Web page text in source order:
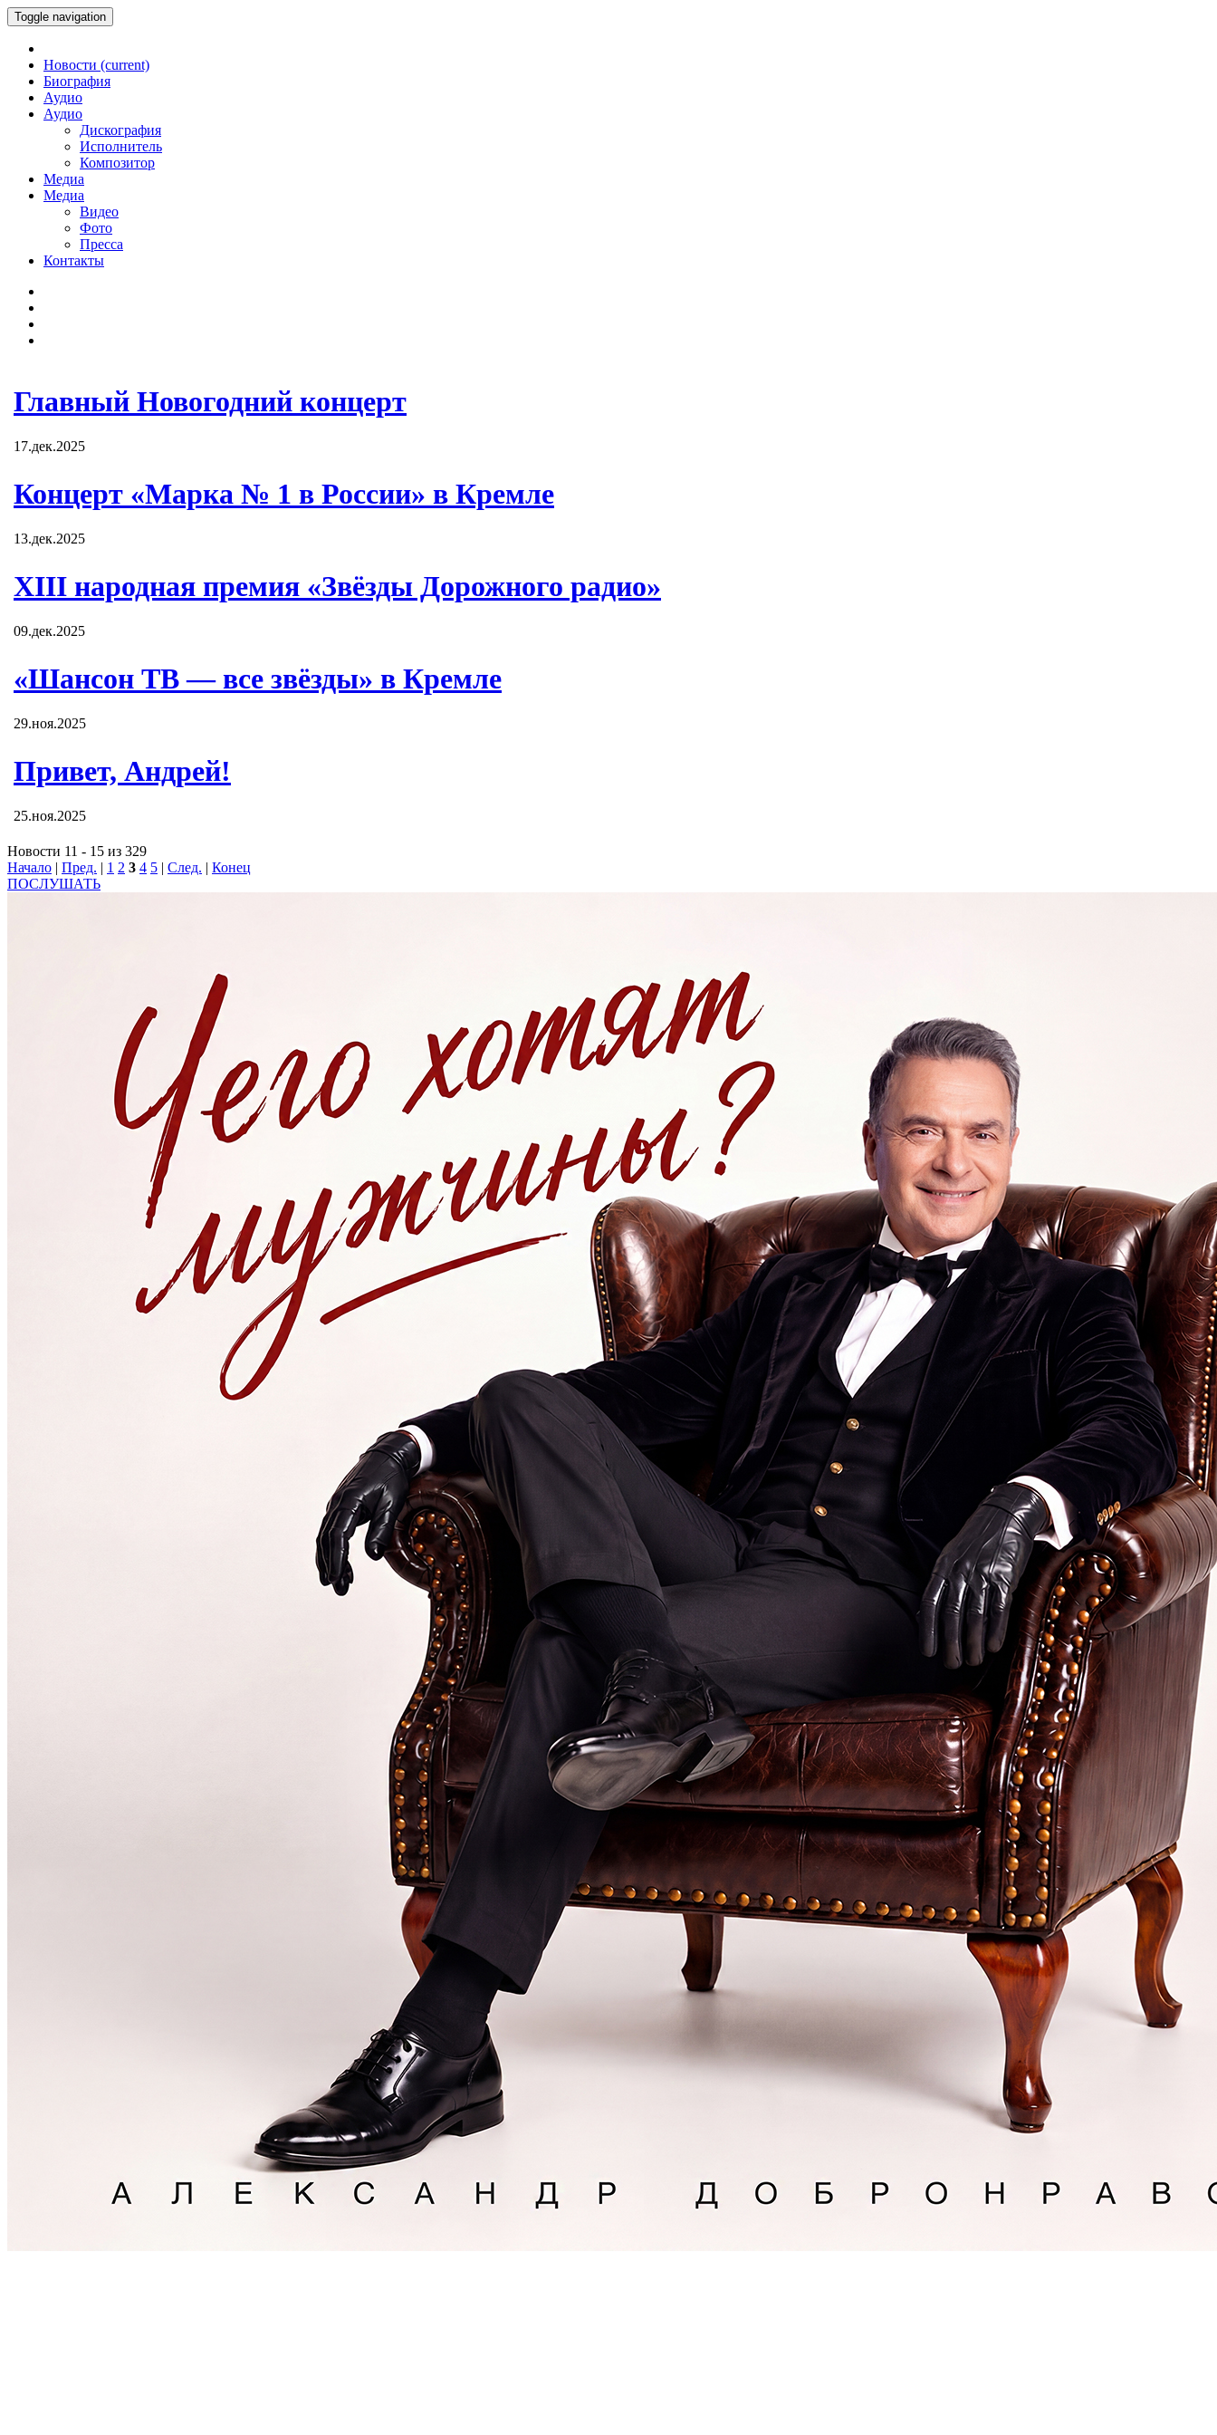
Toggle navigation
Новости (current)
Биография
Аудио
Аудио
Дискография
Исполнитель
Композитор
Медиа
Медиа
Видео
Фото
Пресса
Контакты
Главный Новогодний концерт
17.дек.2025
Концерт «Марка № 1 в России» в Кремле
13.дек.2025
XIII народная премия «Звёзды Дорожного радио»
09.дек.2025
«Шансон ТВ — все звёзды» в Кремле
29.ноя.2025
Привет, Андрей!
25.ноя.2025
Новости 11 - 15 из 329
Начало | Пред. | 1 2 3 4 5 | След. | Конец
ПОСЛУШАТЬ